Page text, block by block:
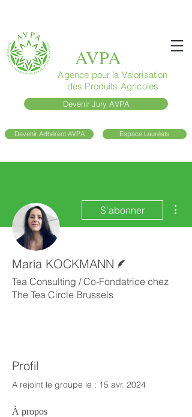
AVPA
Agence pour la Valorisation
des Produits Agricoles
Devenir Jury AVPA
Devenir Adhérent AVPA Espace Lauréats
S'abonner
María KOCKMANN
Tea Consulting / Co-Fondatrice chez
The Tea Circle Brussels
Profil
A rejoint le groupe le : 15 avr. 2024
À propos